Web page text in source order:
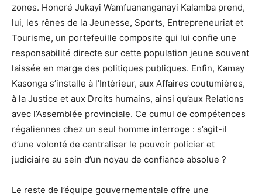
zones. Honoré Jukayi Wamfuananganayi Kalamba prend,
lui, les rênes de la Jeunesse, Sports, Entrepreneuriat et
Tourisme, un portefeuille composite qui lui confie une
responsabilité directe sur cette population jeune souvent
laissée en marge des politiques publiques. Enfin, Kamay
Kasonga s’installe à l’Intérieur, aux Affaires coutumières,
à la Justice et aux Droits humains, ainsi qu’aux Relations
avec l’Assemblée provinciale. Ce cumul de compétences
régaliennes chez un seul homme interroge : s’agit-il
d’une volonté de centraliser le pouvoir policier et
judiciaire au sein d’un noyau de confiance absolue ?
Le reste de l’équipe gouvernementale offre une